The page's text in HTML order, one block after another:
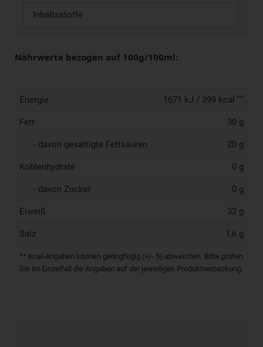
Inhaltsstoffe
Nährwerte bezogen auf 100g/100ml:
Energie 1671 kJ / 399 kcal **
Fett 30 g
- davon gesättigte Fettsäuren 20 g
Kohlenhydrate 0 g
- davon Zucker 0 g
Eiweiß 32 g
Salz 1,6 g
** Kcal-Angaben können geringfügig (+/- 5) abweichen. Bitte prüfen
Sie im Einzelfall die Angaben auf der jeweiligen Produktverpackung.